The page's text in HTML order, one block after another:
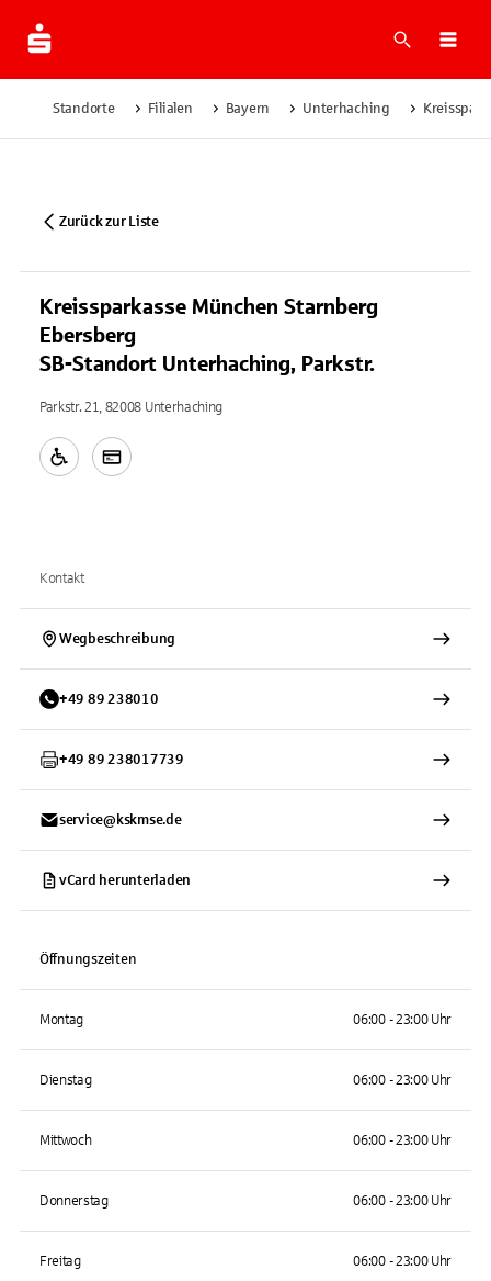
Suche
Standorte Filialen Bayern Unterhaching
Zurück zur Liste
Kreissparkasse München Starnberg
Ebersberg
SB-Standort Unterhaching, Parkstr.
Parkstr. 21, 82008 Unterhaching
Kontakt
Wegbeschreibung
+49 89 238010
+49 89 238017739
service@kskmse.de
vCard herunterladen
Öffnungszeiten
Montag 06:00 - 23:00 Uhr
Dienstag 06:00 - 23:00 Uhr
Mittwoch 06:00 - 23:00 Uhr
Donnerstag 06:00 - 23:00 Uhr
Freitag 06:00 - 23:00 Uhr